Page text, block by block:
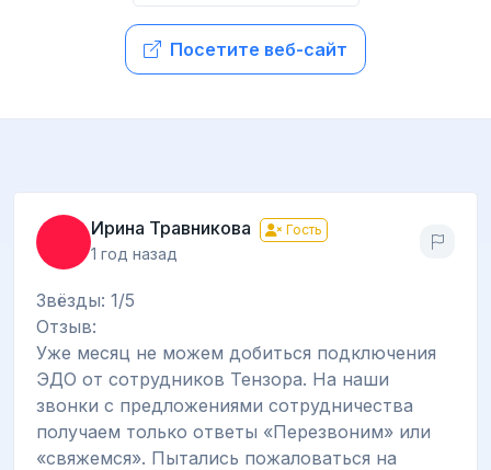
Посетите веб-сайт
Ирина Травникова Гость
1 год назад
Звёзды: 1/5
Отзыв:
Уже месяц не можем добиться подключения
ЭДО от сотрудников Тензора. На наши
звонки с предложениями сотрудничества
получаем только ответы «Перезвоним» или
«свяжемся». Пытались пожаловаться на